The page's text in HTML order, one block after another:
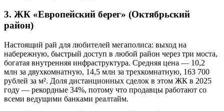
3. ЖК «Европейский берег» (Октябрьский
район)
Настоящий рай для любителей мегаполиса: выход на
набережную, быстрый доступ в любой район через три моста,
богатая внутренняя инфраструктура. Средняя цена — 10,2
млн за двухкомнатную, 14,5 млн за трехкомнатную, 163 700
рублей за м². Доля дистанционных сделок в этом ЖК в 2025
году — рекордные 34%, потому что продавцы работают со
всеми ведущими банками реалтайм.